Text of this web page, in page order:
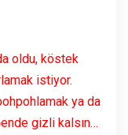
oldu, köstek
istiyor.
ya da
gizli kalsın…